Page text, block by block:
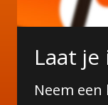
Janco
Laat
Neem
Wij zijn